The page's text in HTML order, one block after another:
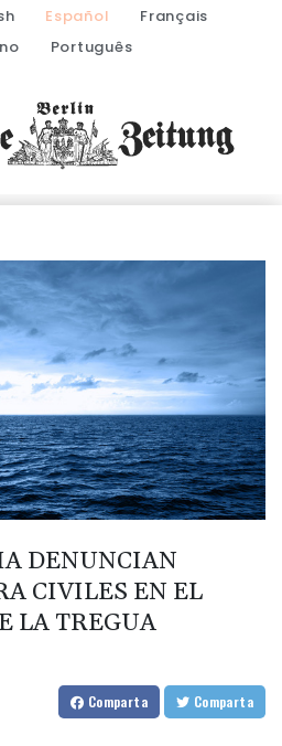
Español
Français
Português
DENUNCIAN
CIVILES EN EL
LA TREGUA
Comparta Comparta